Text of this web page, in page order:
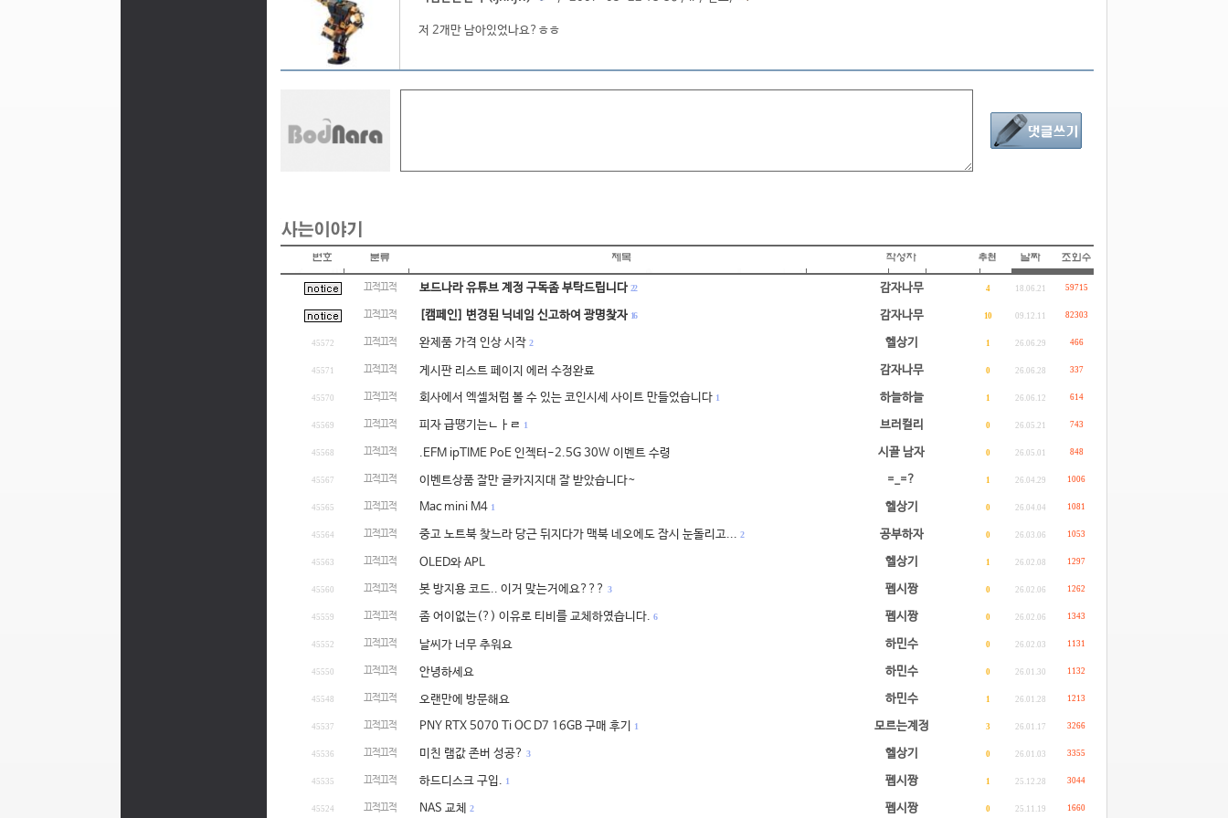
저 2개만 남아있었나요?ㅎㅎ
끄적끄적 보드나라 유튜브 계정 구독좀 부탁드립니다 22 감자나무 4 18.06.21 59715
끄적끄적 [캠페인] 변경된 닉네임 신고하여 광명찾자 16 감자나무 10 09.12.11 82303
45572 끄적끄적 완제품 가격 인상 시작 2 헬상기 1 26.06.29 466
45571 끄적끄적 게시판 리스트 페이지 에러 수정완료 감자나무 0 26.06.28 337
45570 끄적끄적 회사에서 엑셀처럼 볼 수 있는 코인시세 사이트 만들었습니다 1 하늘하늘 1 26.06.12 614
45569 끄적끄적 피자 급땡기는ㄴㅏㄹ 1 브러컬리 0 26.05.21 743
45568 끄적끄적 .EFM ipTIME PoE 인젝터-2.5G 30W 이벤트 수령 시골 남자 0 26.05.01 848
45567 끄적끄적 이벤트상품 잘만 글카지지대 잘 받았습니다~ =_=? 1 26.04.29 1006
45565 끄적끄적 Mac mini M4 1 헬상기 0 26.04.04 1081
45564 끄적끄적 중고 노트북 찾느라 당근 뒤지다가 맥북 네오에도 잠시 눈돌리고... 2 공부하자 0 26.03.06 1053
45563 끄적끄적 OLED와 APL 헬상기 1 26.02.08 1297
45560 끄적끄적 봇 방지용 코드.. 이거 맞는거에요??? 3 펩시짱 0 26.02.06 1262
45559 끄적끄적 좀 어이없는(?) 이유로 티비를 교체하였습니다. 6 펩시짱 0 26.02.06 1343
45552 끄적끄적 날씨가 너무 추워요 하민수 0 26.02.03 1131
45550 끄적끄적 안녕하세요 하민수 0 26.01.30 1132
45548 끄적끄적 오랜만에 방문해요 하민수 1 26.01.28 1213
45537 끄적끄적 PNY RTX 5070 Ti OC D7 16GB 구매 후기 1 모르는계정 3 26.01.17 3266
45536 끄적끄적 미친 램값 존버 성공? 3 헬상기 0 26.01.03 3355
45535 끄적끄적 하드디스크 구입. 1 펩시짱 1 25.12.28 3044
45524 끄적끄적 NAS 교체 2 펩시짱 0 25.11.19 1660